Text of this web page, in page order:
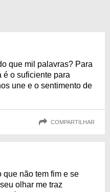
que mil palavras? Para
é o suficiente para
une e o sentimento de
COMPARTILHAR
que não tem fim e se
olhar me traz